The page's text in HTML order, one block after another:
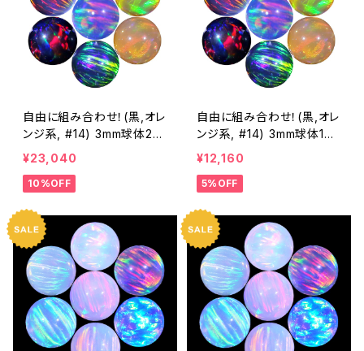
自由に組み合わせ！(黒,オレ
ンジ系, #14) 3mm球体20
個セット - 耐熱ガラス / ボ
ロシリケイトガラス（COE3
3）専用 ＊ご注文時の備考
個数）を記入してください。
¥23,040
10%OFF
自由に組み合わせ！(黒,オレ
ンジ系, #14) 3mm球体10
個セット - 耐熱ガラス / ボ
ロシリケイトガラス（COE3
3）専用 ＊ご注文時の備考
個数）をご記入ください。
¥12,160
5%OFF